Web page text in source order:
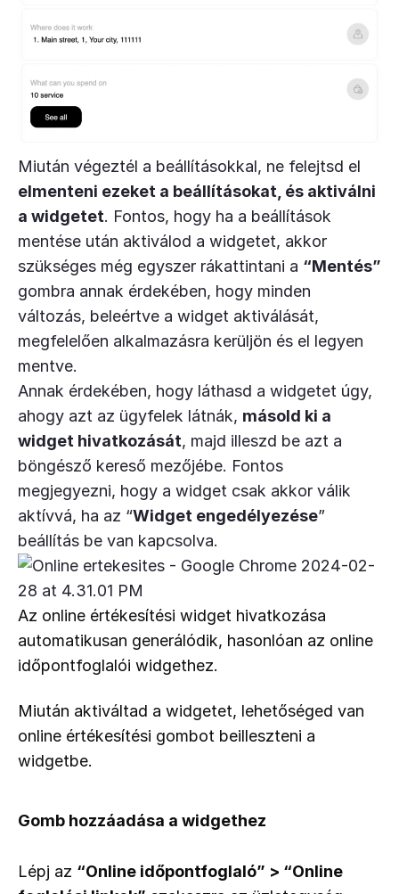
Miután végeztél a beállításokkal, ne felejtsd el
elmenteni ezeket a beállításokat, és aktiválni
a widgetet. Fontos, hogy ha a beállítások
mentése után aktiválod a widgetet, akkor
szükséges még egyszer rákattintani a “Mentés”
gombra annak érdekében, hogy minden
változás, beleértve a widget aktiválását,
megfelelően alkalmazásra kerüljön és el legyen
mentve.
Annak érdekében, hogy láthasd a widgetet úgy,
ahogy azt az ügyfelek látnák, másold ki a
widget hivatkozását, majd illeszd be azt a
böngésző kereső mezőjébe. Fontos
megjegyezni, hogy a widget csak akkor válik
aktívvá, ha az “Widget engedélyezése”
beállítás be van kapcsolva.
Az online értékesítési widget hivatkozása
automatikusan generálódik, hasonlóan az online
időpontfoglalói widgethez.
Miután aktiváltad a widgetet, lehetőséged van
online értékesítési gombot beilleszteni a
widgetbe.
Gomb hozzáadása a widgethez
Lépj az “Online időpontfoglaló” > “Online